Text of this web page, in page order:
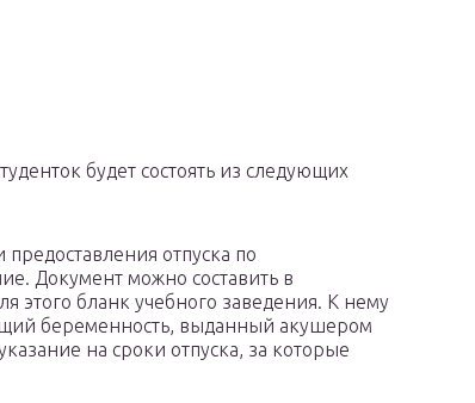
будет состоять из следующих
отпуска по
Документ можно составить в
этого бланк учебного заведения. К нему
беременность, выданный акушером
на сроки отпуска, за которые